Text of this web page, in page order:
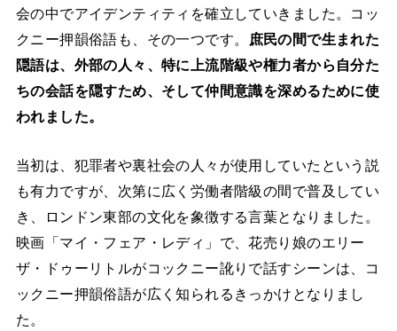
会の中でアイデンティティを確立していきました。コッ
クニー押韻俗語も、その一つです。 庶民の間で生まれた
隠語は、外部の人々、特に上流階級や権力者から自分た
ちの会話を隠すため、そして仲間意識を深めるために使
われました。
当初は、犯罪者や裏社会の人々が使用していたという説
も有力ですが、次第に広く労働者階級の間で普及してい
き、ロンドン東部の文化を象徴する言葉となりました。
映画「マイ・フェア・レディ」で、花売り娘のエリー
ザ・ドゥーリトルがコックニー訛りで話すシーンは、コ
ックニー押韻俗語が広く知られるきっかけとなりまし
た。